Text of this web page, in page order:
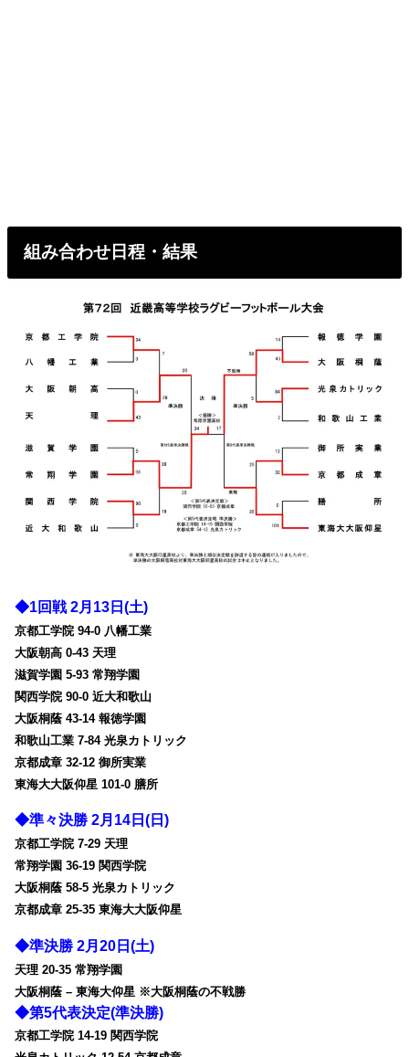
組み合わせ日程・結果
◆1回戦 2月13日(土)
京都工学院 94-0 八幡工業
大阪朝高 0-43 天理
滋賀学園 5-93 常翔学園
関西学院 90-0 近大和歌山
大阪桐蔭 43-14 報徳学園
和歌山工業 7-84 光泉カトリック
京都成章 32-12 御所実業
東海大大阪仰星 101-0 膳所
◆準々決勝 2月14日(日)
京都工学院 7-29 天理
常翔学園 36-19 関西学院
大阪桐蔭 58-5 光泉カトリック
京都成章 25-35 東海大大阪仰星
◆準決勝 2月20日(土)
天理 20-35 常翔学園
大阪桐蔭 – 東海大仰星 ※大阪桐蔭の不戦勝
◆第5代表決定(準決勝)
京都工学院 14-19 関西学院